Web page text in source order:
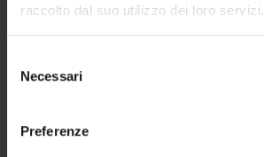
raccolto dal suo utilizzo dei loro servizi.
delNecessari
Preferenze